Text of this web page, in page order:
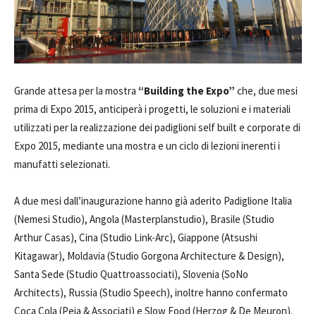
Grande attesa per la mostra “Building the Expo” che, due mesi
prima di Expo 2015, anticiperà i progetti, le soluzioni e i materiali
utilizzati per la realizzazione dei padiglioni self built e corporate di
Expo 2015, mediante una mostra e un ciclo di lezioni inerenti i
manufatti selezionati.
A due mesi dall’inaugurazione hanno già aderito Padiglione Italia
(Nemesi Studio), Angola (Masterplanstudio), Brasile (Studio
Arthur Casas), Cina (Studio Link-Arc), Giappone (Atsushi
Kitagawar), Moldavia (Studio Gorgona Architecture & Design),
Santa Sede (Studio Quattroassociati), Slovenia (SoNo
Architects), Russia (Studio Speech), inoltre hanno confermato
Coca Cola (Peia & Associati) e Slow Food (Herzog & De Meuron).